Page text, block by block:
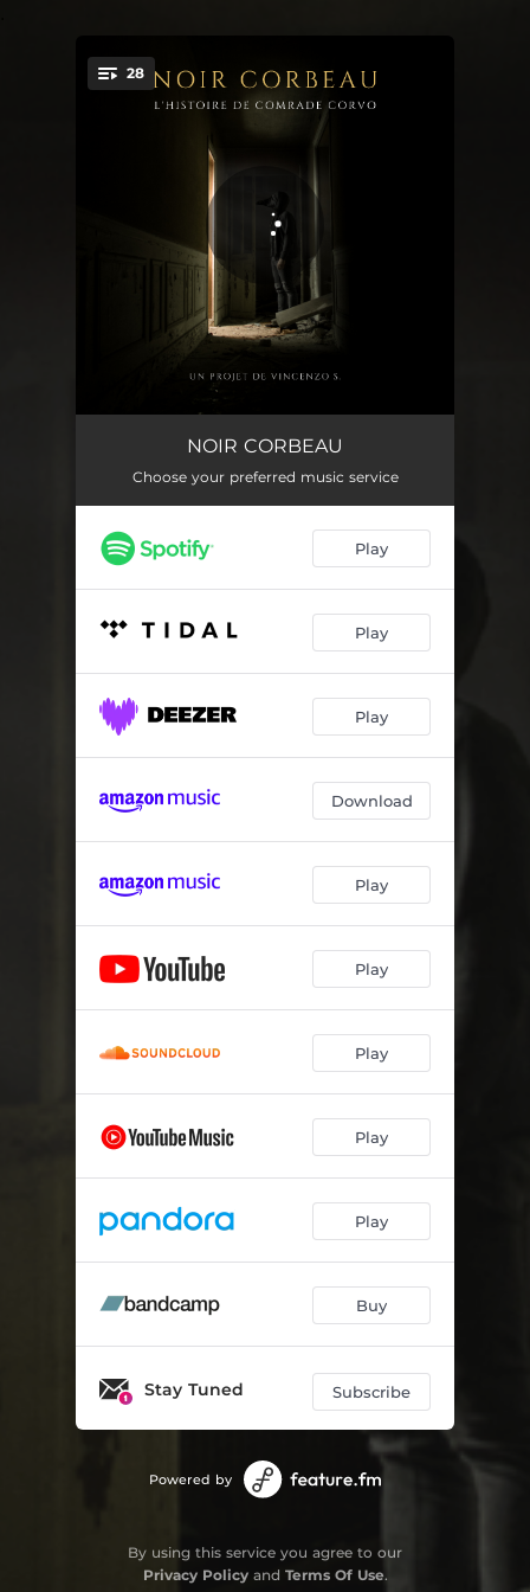
You're all set!
28
La balade de Corvo
Détours 04:36
En bord de l'Yèvre 04:33
Dimanche sous la pluie 04:48
Oostende bonsoir 03:32
Jour et nuit
La flamme 06:31
Le café des amours perdues 04:48
04:14
Le firmament 05:24
L'appartement 04:09
A l'heure où
Ersatz 05:56
Playmobil
Le souffle de l'écho 02:40
03:29
Le pont Mirabeau 02:45
Poésie de l'absurde 02:19
La femme oubliée
Amour comédie
NOIR CORBEAU
Choose your preferred music service
Play
Play
Play
Download
Play
Play
Play
Play
Play
Buy
Stay Tuned Subscribe
Powered by
By using this service you agree to our
Privacy Policyand Terms Of Use.